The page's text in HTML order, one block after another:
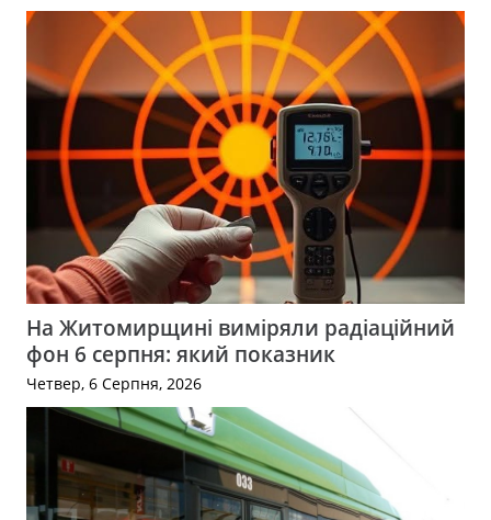
На Житомирщині виміряли радіаційний
фон 6 серпня: який показник
Четвер, 6 Серпня, 2026